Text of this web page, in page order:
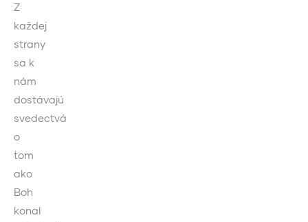
Z
každej
strany
sa k
nám
dostávajú
svedectvá
o
tom
ako
Boh
konal